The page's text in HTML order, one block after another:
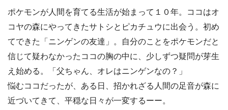
ポケモンが人間を育てる生活が始まって１０年。ココはオ
コヤの森にやってきたサトシとピカチュウに出会う。初め
てできた「ニンゲンの友達」。自分のことをポケモンだと
信じて疑わなかったココの胸の中に、少しずつ疑問が芽生
え始める。「父ちゃん、オレはニンゲンなの？」
悩むココだったが、ある日、招かれざる人間の足音が森に
近づいてきて、平穏な日々が一変するーー。